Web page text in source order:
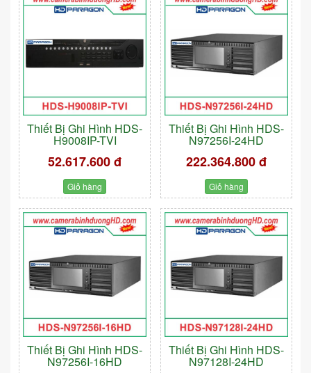
Thiết Bị Ghi Hình HDS-
H9008IP-TVI
52.617.600 đ
Giỏ hàng
Thiết Bị Ghi Hình HDS-
N97256I-24HD
222.364.800 đ
Giỏ hàng
Thiết Bị Ghi Hình HDS-
N97256I-16HD
Thiết Bị Ghi Hình HDS-
N97128I-24HD